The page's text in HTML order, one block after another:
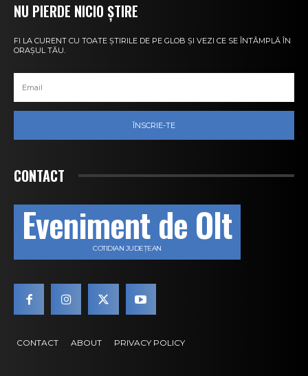
NU PIERDE NICIO ȘTIRE
FI LA CURENT CU TOATE ȘTIRILE DE PE GLOB ȘI VEZI CE SE ÎNTÂMPLĂ ÎN
ORAȘUL TĂU.
ÎNSCRIE-TE
CONTACT
Eveniment de Olt
COTIDIAN JUDEȚEAN
CONTACT ABOUT PRIVACY POLICY